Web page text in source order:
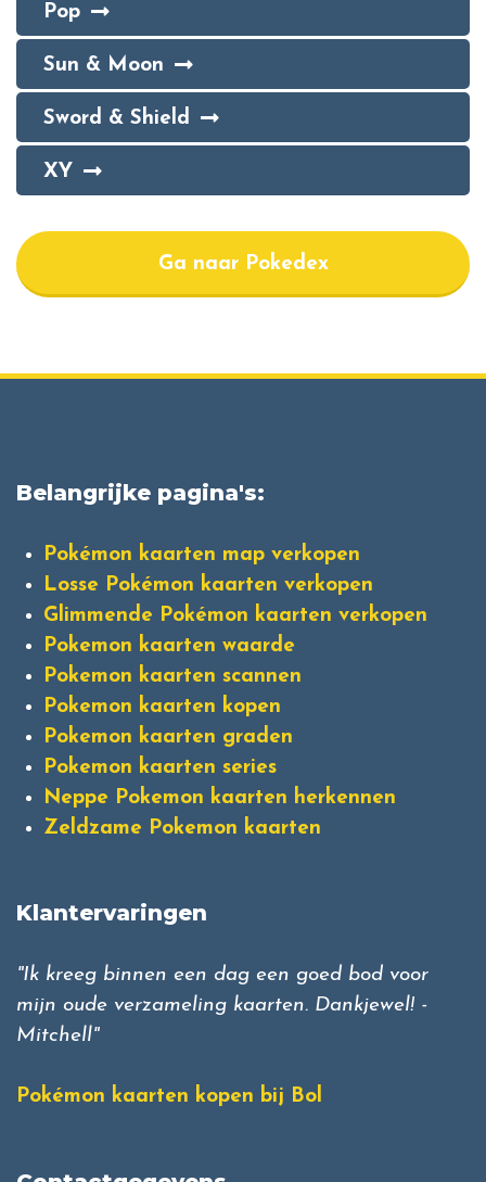
Pop
Sun & Moon
Sword & Shield
XY
Ga naar Pokedex
Belangrijke pagina's:
Pokémon kaarten map verkopen
Losse Pokémon kaarten verkopen
Glimmende Pokémon kaarten verkopen
Pokemon kaarten waarde
Pokemon kaarten scannen
Pokemon kaarten kopen
Pokemon kaarten graden
Pokemon kaarten series
Neppe Pokemon kaarten herkennen
Zeldzame Pokemon kaarten
Klantervaringen
"Ik kreeg binnen een dag een goed bod voor
mijn oude verzameling kaarten. Dankjewel! -
Mitchell"
Pokémon kaarten kopen bij Bol